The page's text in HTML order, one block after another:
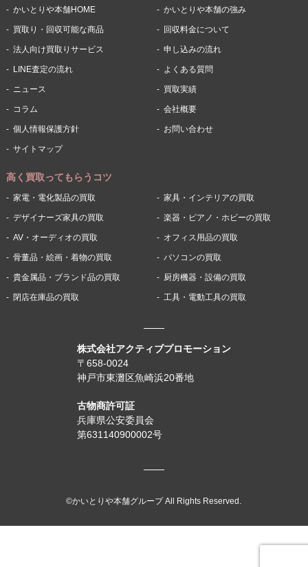
株式会社アクティブプロモーション
〒658-0024
神戸市東灘区魚崎浜20番地
古物商許可証
兵庫県公安委員会
第631140900002号
かいとりや本舗HOME かいとりや本舗の強み
買取り・回収可能な商品 回収料金について
法人向け買取りサービス 申し込みの流れ
LINE査定の流れ よくある質問
ニュース 買取実績
コラム 会社概要
個人情報保護方針 お問い合わせ
サイトマップ
高く買取ってもらうコツ
家電・電化製品の買取 家具・インテリアの買取
デザイナーズ家具の買取 楽器・ピアノ・ホビーの買取
AV・オーディオの買取 オフィス用品の買取
骨董品・絵画・着物の買取 パソコンの買取
貴金属品・ブランド品の買取 厨房機器・設備の買取
閉店在庫品の買取 工具・電動工具の買取
©かいとりや本舗グループ All Rights Reserved.